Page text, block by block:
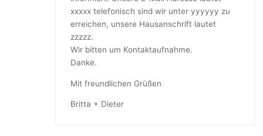
xxxxx telefonisch sind wir unter yyyyyy zu
erreichen, unsere Hausanschrift lautet
zzzzz.
Wir bitten um Kontaktaufnahme.
Danke.
Mit freundlichen Grüßen
Britta + Dieter